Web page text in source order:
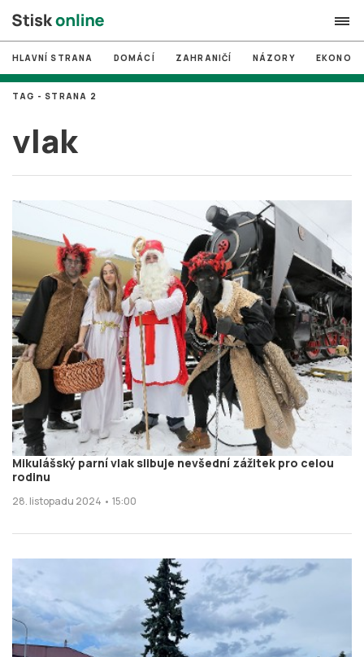
search
# MUNI
# Brno
# volby
PŘIHLÁSIT SE
Zapomněli jste heslo?
Založit nový účet
HLAVNÍ STRANA DOMÁCÍ ZAHRANIČÍ NÁZORY
vlak
TAG - STRANA 2
Mikulášský parní vlak slibuje nevšední zážitek pro celou
rodinu
28. listopadu 2024 • 15:00